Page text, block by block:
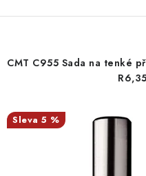
CMT C955 Sada na tenké
5 %